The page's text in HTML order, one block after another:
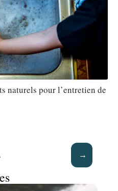
naturels pour l’entretien de